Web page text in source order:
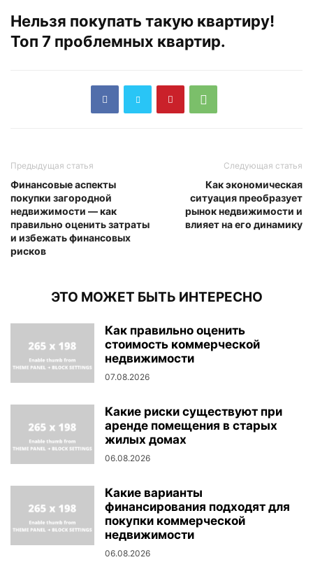
Нельзя покупать такую квартиру!
Топ 7 проблемных квартир.
Предыдущая статья
Финансовые аспекты
покупки загородной
недвижимости — как
правильно оценить затраты
и избежать финансовых
рисков
Следующая статья
Как экономическая
ситуация преобразует
рынок недвижимости и
влияет на его динамику
ЭТО МОЖЕТ БЫТЬ ИНТЕРЕСНО
Как правильно оценить
стоимость коммерческой
недвижимости
07.08.2026
Какие риски существуют при
аренде помещения в старых
жилых домах
06.08.2026
Какие варианты
финансирования подходят для
покупки коммерческой
недвижимости
06.08.2026